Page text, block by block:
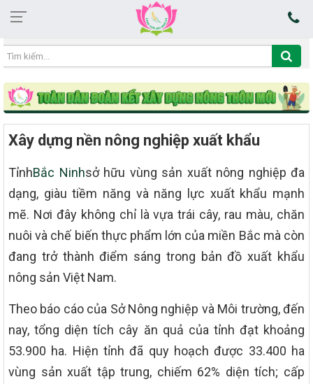
05:19:38 10/08/2026
Xây dựng nền nông nghiệp xuất khẩu
TỉnhBắc Ninhsở hữu vùng sản xuất nông nghiệp đa
dạng, giàu tiềm năng và năng lực xuất khẩu mạnh
mẽ. Nơi đây không chỉ là vựa trái cây, rau màu, chăn
nuôi và chế biến thực phẩm lớn của miền Bắc mà còn
đang trở thành điểm sáng trong bản đồ xuất khẩu
nông sản Việt Nam.
Theo báo cáo của Sở Nông nghiệp và Môi trường, đến
nay, tổng diện tích cây ăn quả của tỉnh đạt khoảng
53.900 ha. Hiện tỉnh đã quy hoạch được 33.400 ha
vùng sản xuất tập trung, chiếm 62% diện tích; cấp